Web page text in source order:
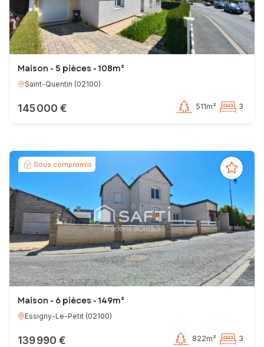
Maison - 5 pièces - 108m²
Saint-Quentin (02100)
145 000 € 511m² 3
Sous compromis
Maison - 6 pièces - 149m²
Essigny-Le-Petit (02100)
139 990 € 822m² 3